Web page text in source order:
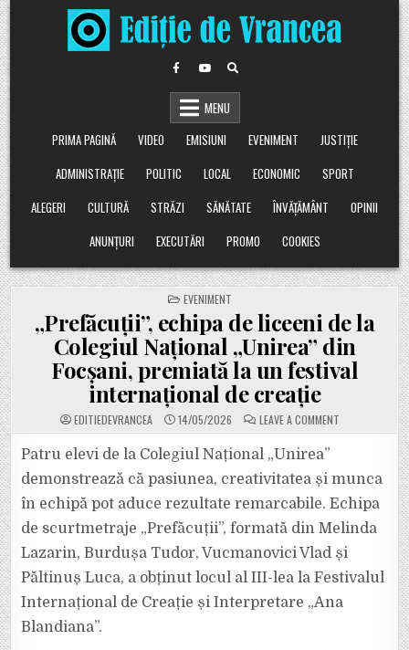
Skip
to
content
MENU
PRIMA PAGINĂ
VIDEO EMISIUNI EVENIMENT
JUSTIȚIE
ADMINISTRAȚIE
POLITIC LOCAL ECONOMIC
SPORT
ALEGERI
CULTURĂ STRĂZI SĂNĂTATE ÎNVĂȚĂMÂNT
OPINII
ANUNȚURI
EXECUTĂRI PROMO COOKIES
POSTED
IN
EVENIMENT
„Prefăcuții”, echipa de liceeni de la
Colegiul Național „Unirea” din
Focșani, premiată la un festival
internațional de creație
EDITIEDEVRANCEA 14/05/2026 LEAVE A COMMENT
„PREFĂCUȚII”,
DE
LA
COLEGIUL
NAȚIONAL
DIN
PREMIATĂ
LA
UN
FESTIVAL
INTERNAȚIONAL
DE
Patru elevi de la Colegiul Național „Unirea”
demonstrează că pasiunea, creativitatea și munca
în echipă pot aduce rezultate remarcabile. Echipa
de scurtmetraje „Prefăcuții”, formată din Melinda
Lazarin, Burdușa Tudor, Vucmanovici Vlad și
Păltinuș Luca, a obținut locul al III-lea la Festivalul
Internațional de Creație și Interpretare „Ana
Blandiana”.